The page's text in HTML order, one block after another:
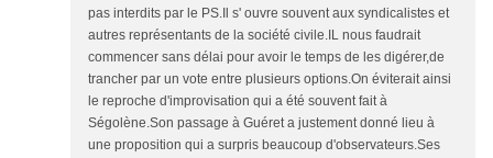
pas interdits par le PS.Il s' ouvre souvent aux syndicalistes et
autres représentants de la société civile.IL nous faudrait
commencer sans délai pour avoir le temps de les digérer,de
trancher par un vote entre plusieurs options.On éviterait ainsi
le reproche d'improvisation qui a été souvent fait à
Ségolène.Son passage à Guéret a justement donné lieu à
une proposition qui a surpris beaucoup d'observateurs.Ses